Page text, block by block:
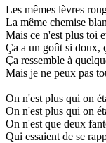
Les mêmes lèvres
La même chemise
Mais ce n'est plus toi
Ça a un goût si doux,
Ça ressemble à
Mais je ne peux pas
On n'est plus qui on
On n'est plus qui on
On n'est que deux
Qui essaient de se